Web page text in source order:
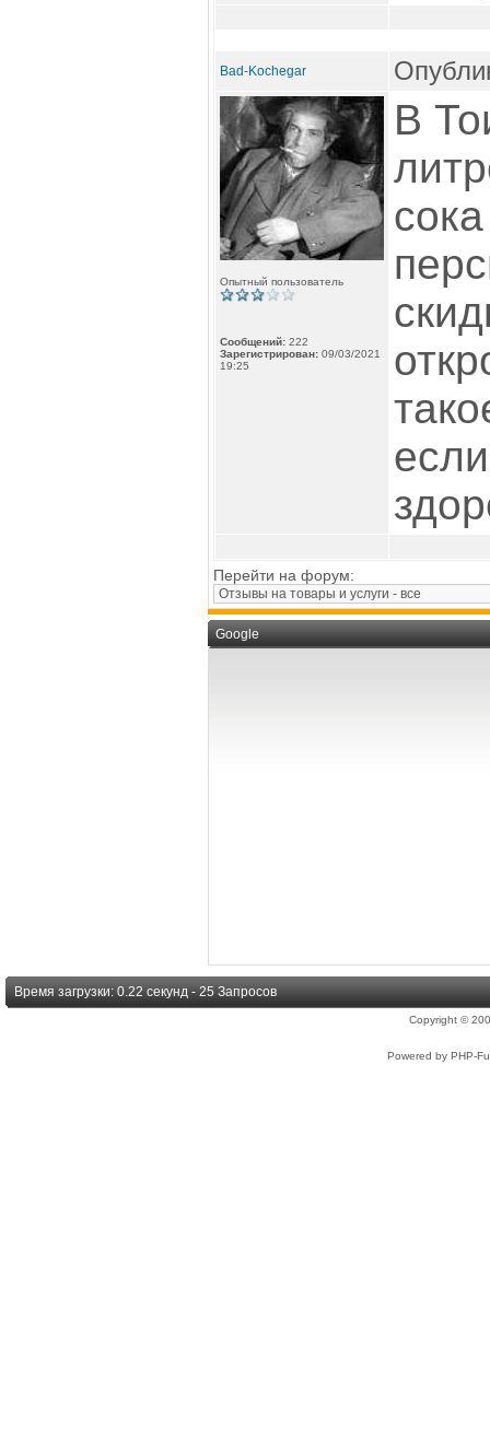
Bad-Kochegar
Опытный пользователь
Сообщений: 222
Зарегистрирован: 09/03/2021
19:25
В
Перейти на форум:
Google
Время загрузки: 0.22 секунд - 25 Запросов
Copyright ©
Powered by PHP-